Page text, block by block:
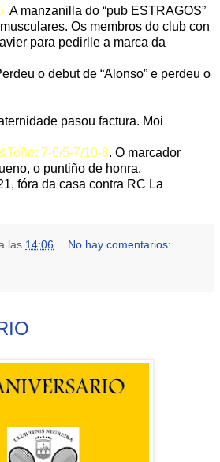
A manzanilla do “pub ESTRAGOS”
Os membros do club con
para pedirlle a marca da
o debut de “Alonso” e perdeu o
pasou factura. Moi
7-6/5-7/10-8. O marcador
o puntiño de honra.
fóra da casa contra RC La
las 14:06 No hay comentarios: